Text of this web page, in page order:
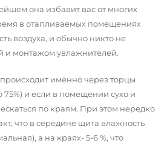
она избавит вас от многих
в отапливаемых помещениях
воздуха, и обычно никто не
и монтажом увлажнителей.
именно через торцы
75%) и если в помещении сухо и
по краям. При этом нередко
что в середине щита влажность
а на краях- 5-6 %, что